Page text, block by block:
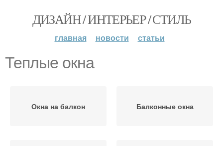
ДИЗАЙН / ИНТЕРЬЕР / СТИЛЬ
главная новости статьи
Теплые окна
Окна на балкон Балконные окна